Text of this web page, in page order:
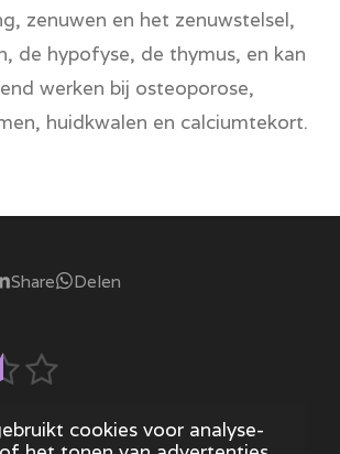
cookies voor analyse-
zenuwen en het zenuwstelsel,
de hypofyse, de thymus, en kan
werken bij osteoporose,
huidkwalen en calciumtekort.
Share Delen
5
t
S
m
m